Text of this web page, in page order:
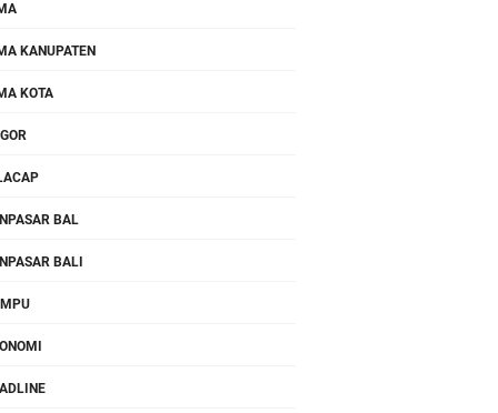
KANUPATEN
KOTA
BAL
BALI